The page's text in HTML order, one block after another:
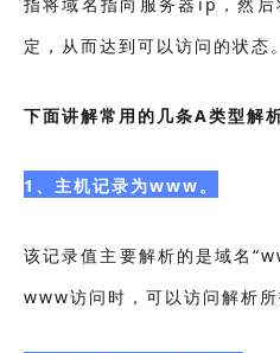
定，从而达到可以访问的状态。
下面讲解常用的几条A类型解
1、主机记录为www。
该记录值主要解析的是域名
www访问时，可以访问解析所